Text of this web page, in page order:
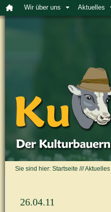
Wir über uns Aktuelles
Sie sind hier: Startseite ///Aktuelles
26.04.11